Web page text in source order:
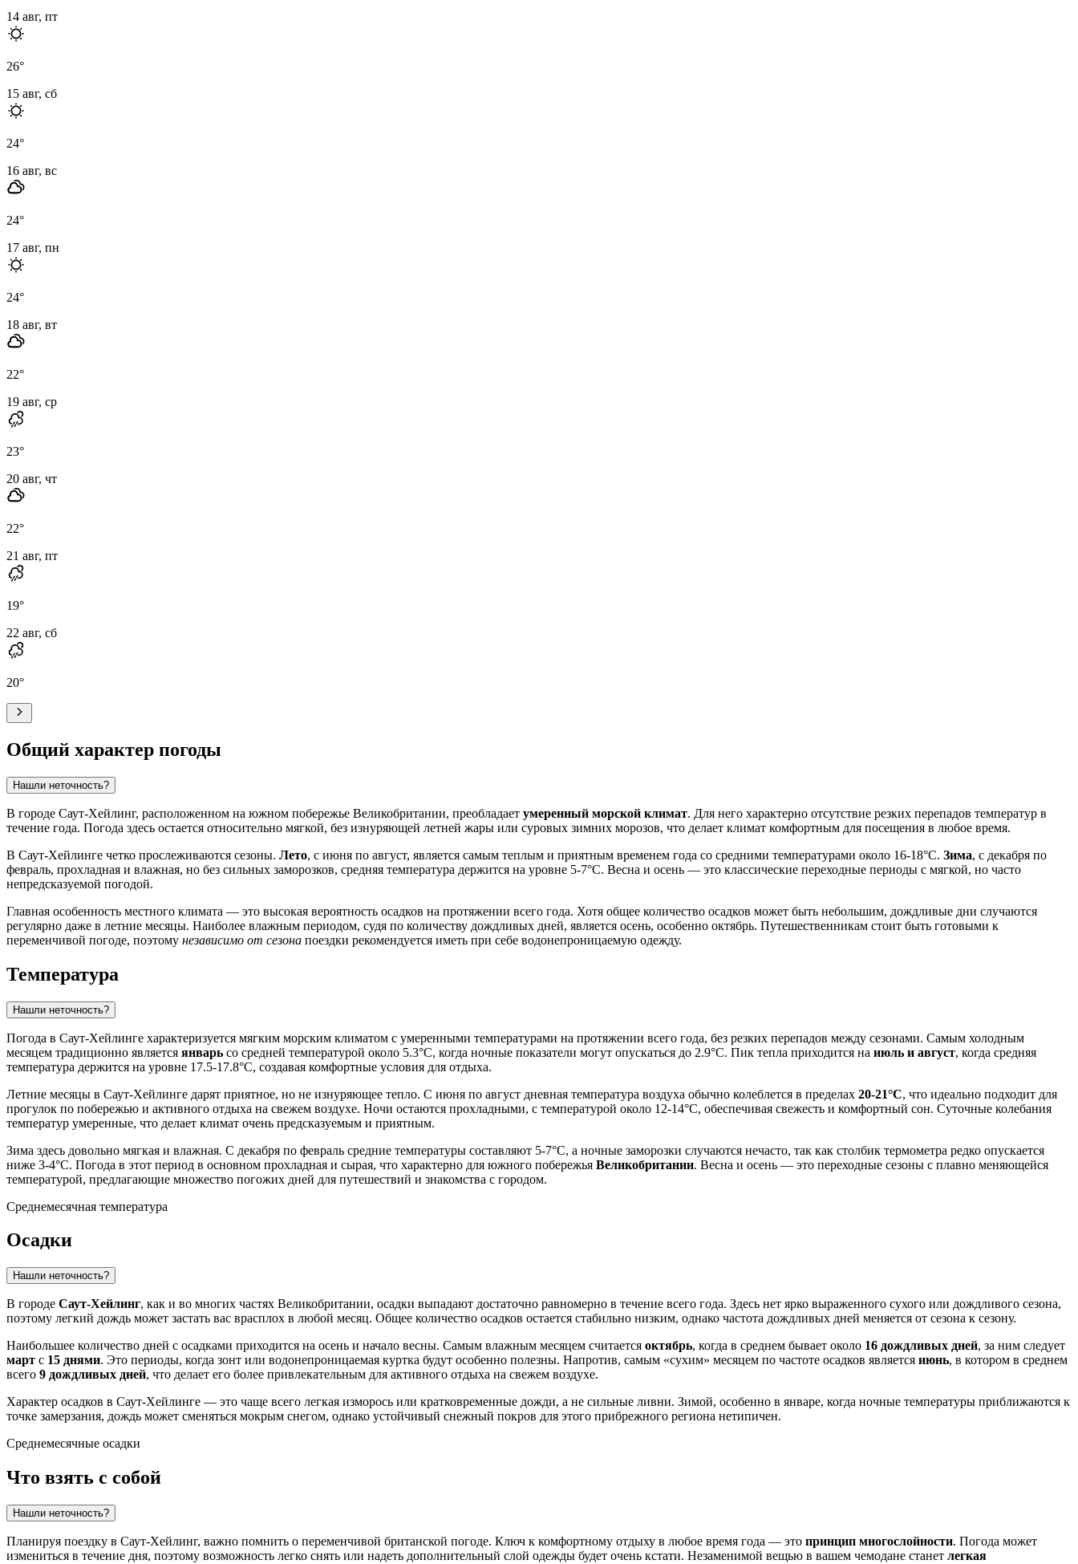
14 авг, пт
26°
15 авг, сб
24°
16 авг, вс
24°
17 авг, пн
24°
18 авг, вт
22°
19 авг, ср
23°
20 авг, чт
22°
21 авг, пт
19°
22 авг, сб
20°
Общий характер погоды
Нашли неточность?
В городе Саут-Хейлинг, расположенном на южном побережье Великобритании, преобладает умеренный морской климат. Для него характерно отсутствие резких перепадов температур в
течение года. Погода здесь остается относительно мягкой, без изнуряющей летней жары или суровых зимних морозов, что делает климат комфортным для посещения в любое время.
В Саут-Хейлинге четко прослеживаются сезоны. Лето, с июня по август, является самым теплым и приятным временем года со средними температурами около 16-18°C. Зима, с декабря по
февраль, прохладная и влажная, но без сильных заморозков, средняя температура держится на уровне 5-7°C. Весна и осень — это классические переходные периоды с мягкой, но часто
непредсказуемой погодой.
Главная особенность местного климата — это высокая вероятность осадков на протяжении всего года. Хотя общее количество осадков может быть небольшим, дождливые дни случаются
регулярно даже в летние месяцы. Наиболее влажным периодом, судя по количеству дождливых дней, является осень, особенно октябрь. Путешественникам стоит быть готовыми к
переменчивой погоде, поэтому независимо от сезона поездки рекомендуется иметь при себе водонепроницаемую одежду.
Температура
Нашли неточность?
Погода в Саут-Хейлинге характеризуется мягким морским климатом с умеренными температурами на протяжении всего года, без резких перепадов между сезонами. Самым холодным
месяцем традиционно является январь со средней температурой около 5.3°C, когда ночные показатели могут опускаться до 2.9°C. Пик тепла приходится на июль и август, когда средняя
температура держится на уровне 17.5-17.8°C, создавая комфортные условия для отдыха.
Летние месяцы в Саут-Хейлинге дарят приятное, но не изнуряющее тепло. С июня по август дневная температура воздуха обычно колеблется в пределах 20-21°C, что идеально подходит для
прогулок по побережью и активного отдыха на свежем воздухе. Ночи остаются прохладными, с температурой около 12-14°C, обеспечивая свежесть и комфортный сон. Суточные колебания
температур умеренные, что делает климат очень предсказуемым и приятным.
Зима здесь довольно мягкая и влажная. С декабря по февраль средние температуры составляют 5-7°C, а ночные заморозки случаются нечасто, так как столбик термометра редко опускается
ниже 3-4°C. Погода в этот период в основном прохладная и сырая, что характерно для южного побережья Великобритании. Весна и осень — это переходные сезоны с плавно меняющейся
температурой, предлагающие множество погожих дней для путешествий и знакомства с городом.
Среднемесячная температура
Осадки
Нашли неточность?
В городе Саут-Хейлинг, как и во многих частях Великобритании, осадки выпадают достаточно равномерно в течение всего года. Здесь нет ярко выраженного сухого или дождливого сезона,
поэтому легкий дождь может застать вас врасплох в любой месяц. Общее количество осадков остается стабильно низким, однако частота дождливых дней меняется от сезона к сезону.
Наибольшее количество дней с осадками приходится на осень и начало весны. Самым влажным месяцем считается октябрь, когда в среднем бывает около 16 дождливых дней, за ним следует
март с 15 днями. Это периоды, когда зонт или водонепроницаемая куртка будут особенно полезны. Напротив, самым «сухим» месяцем по частоте осадков является июнь, в котором в среднем
всего 9 дождливых дней, что делает его более привлекательным для активного отдыха на свежем воздухе.
Характер осадков в Саут-Хейлинге — это чаще всего легкая изморось или кратковременные дожди, а не сильные ливни. Зимой, особенно в январе, когда ночные температуры приближаются к
точке замерзания, дождь может сменяться мокрым снегом, однако устойчивый снежный покров для этого прибрежного региона нетипичен.
Среднемесячные осадки
Что взять с собой
Нашли неточность?
Планируя поездку в Саут-Хейлинг, важно помнить о переменчивой британской погоде. Ключ к комфортному отдыху в любое время года — это принцип многослойности. Погода может
измениться в течение дня, поэтому возможность легко снять или надеть дополнительный слой одежды будет очень кстати. Незаменимой вещью в вашем чемодане станет легкая